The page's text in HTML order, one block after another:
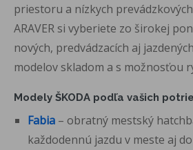
priestoru a nízkych
ARAVER si vyberiete zo širokej
nových, predvádzacích aj
modelov skladom a s možnosťou
Modely ŠKODA podľa vašich
Fabia – obratný mestský
každodennú jazdu v meste aj